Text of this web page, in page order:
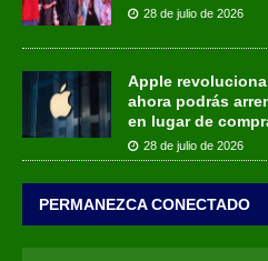
28 de julio de 2026
Apple
ahora podrás
en lugar de
28 de julio de 2026
PERMANEZCA CONECTADO